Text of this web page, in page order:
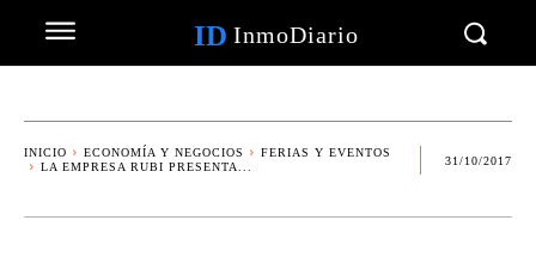
ID InmoDiario
INICIO ECONOMÍA Y NEGOCIOS
FERIAS Y EVENTOS
LA EMPRESA RUBI PRESENTA...
31/10/2017